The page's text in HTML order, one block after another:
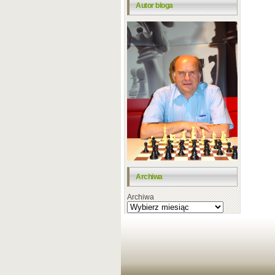
Autor bloga
Archiwa
Archiwa